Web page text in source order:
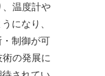
温度計や
になり、
制御が可
の発展に